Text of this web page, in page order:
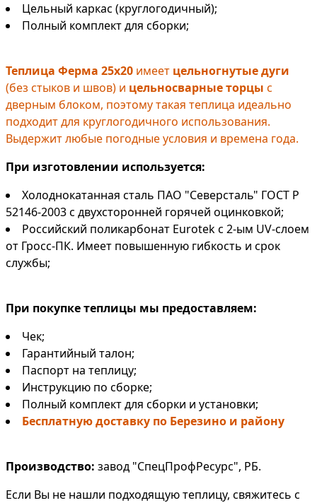
Цельный каркас (круглогодичный);
Полный комплект для сборки;
Теплица Ферма 25х20 имеет цельногнутые дуги
(без стыков и швов) и цельносварные торцы с
дверным блоком, поэтому такая теплица идеально
подходит для круглогодичного использования.
Выдержит любые погодные условия и времена года.
При изготовлении используется:
Холоднокатанная сталь ПАО "Северсталь" ГОСТ Р
52146-2003 с двухсторонней горячей оцинковкой;
Российский поликарбонат Eurotek с 2-ым UV-слоем
от Гросс-ПК. Имеет повышенную гибкость и срок
службы;
При покупке теплицы мы предоставляем:
Чек;
Гарантийный талон;
Паспорт на теплицу;
Инструкцию по сборке;
Полный комплект для сборки и установки;
Бесплатную доставку по Березино и району
Производство: завод "СпецПрофРесурс", РБ.
Если Вы не нашли подходящую теплицу, свяжитесь с